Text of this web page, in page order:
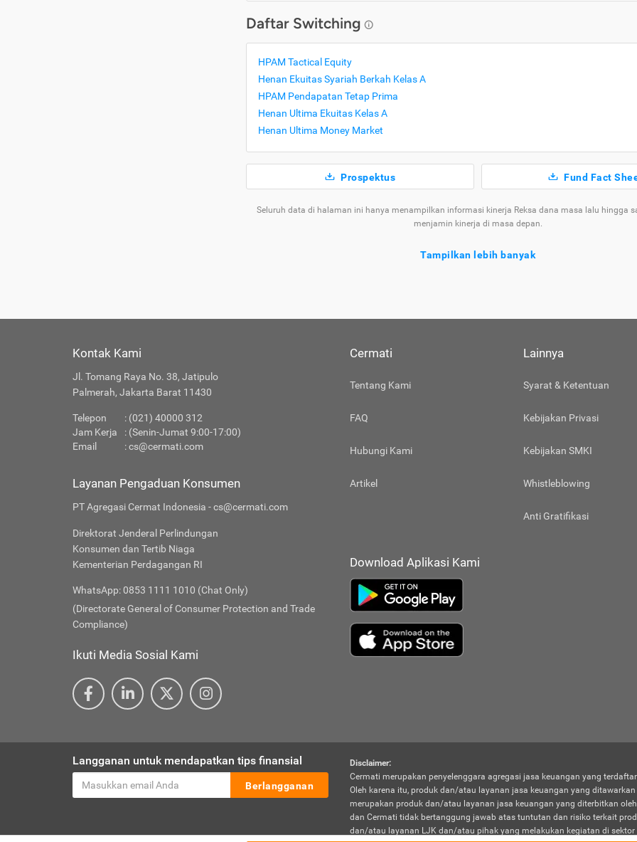
Daftar Switching
HPAM Tactical Equity
Henan Ekuitas Syariah Berkah Kelas A
HPAM Pendapatan Tetap Prima
Henan Ultima Ekuitas Kelas A
Henan Ultima Money Market
Prospektus Fund Fact
Seluruh data di halaman ini hanya menampilkan informasi kinerja Reksa dana masa lalu hingga
menjamin kinerja di masa depan.
Tampilkan lebih banyak
Kontak Kami
Jl. Tomang Raya No. 38, Jatipulo
Palmerah, Jakarta Barat 11430
Telepon
: (021) 40000 312
Jam Kerja
: (Senin-Jumat 9:00-17:00)
Email
:cs@cermati.com
Layanan Pengaduan Konsumen
PT Agregasi Cermat Indonesia - cs@cermati.com
Direktorat Jenderal Perlindungan
Konsumen dan Tertib Niaga
Kementerian Perdagangan RI
WhatsApp: 0853 1111 1010 (Chat Only)
(Directorate General of Consumer Protection and Trade
Compliance)
Ikuti Media Sosial Kami
Cermati
Tentang Kami
FAQ
Hubungi Kami
Artikel
Lainnya
Syarat & Ketentuan
Kebijakan Privasi
Kebijakan SMKI
Whistleblowing
Anti Gratifikasi
Download Aplikasi Kami
Langganan untuk mendapatkan tips finansial
Berlangganan
Disclaimer:
Cermati merupakan penyelenggara agregasi jasa keuangan yang
Oleh karena itu, produk dan/atau layanan jasa keuangan yang
merupakan produk dan/atau layanan jasa keuangan yang diterbitkan
dan Cermati tidak bertanggung jawab atas tuntutan dan risiko terkait
dan/atau layanan LJK dan/atau pihak yang melakukan kegiatan di sektor